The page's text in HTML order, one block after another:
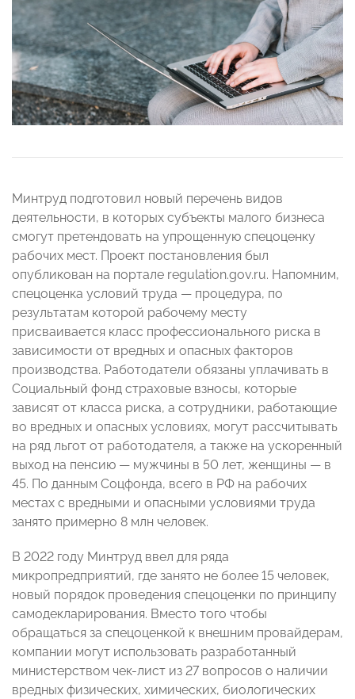
Минтруд подготовил новый перечень видов
деятельности, в которых субъекты малого бизнеса
смогут претендовать на упрощенную спецоценку
рабочих мест. Проект постановления был
опубликован на портале regulation.gov.ru. Напомним,
спецоценка условий труда — процедура, по
результатам которой рабочему месту
присваивается класс профессионального риска в
зависимости от вредных и опасных факторов
производства. Работодатели обязаны уплачивать в
Социальный фонд страховые взносы, которые
зависят от класса риска, а сотрудники, работающие
во вредных и опасных условиях, могут рассчитывать
на ряд льгот от работодателя, а также на ускоренный
выход на пенсию — мужчины в 50 лет, женщины — в
45. По данным Соцфонда, всего в РФ на рабочих
местах с вредными и опасными условиями труда
занято примерно 8 млн человек.
В 2022 году Минтруд ввел для ряда
микропредприятий, где занято не более 15 человек,
новый порядок проведения спецоценки по принципу
самодекларирования. Вместо того чтобы
обращаться за спецоценкой к внешним провайдерам,
компании могут использовать разработанный
министерством чек-лист из 27 вопросов о наличии
вредных физических, химических, биологических